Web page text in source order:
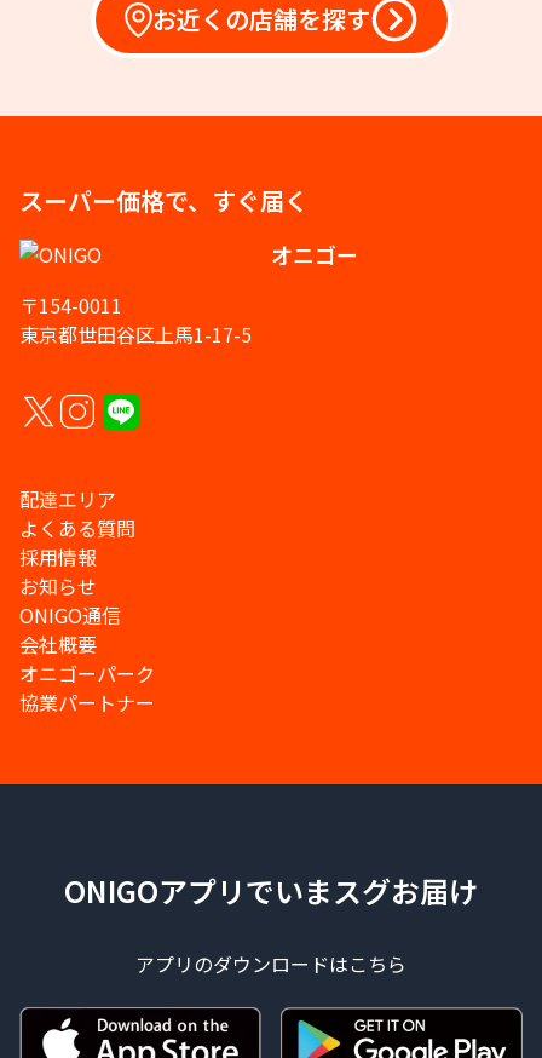
お近くの店舗を探す
スーパー価格で、すぐ届く
オニゴー
〒154-0011
東京都世田谷区上馬1-17-5
配達エリア
よくある質問
採用情報
お知らせ
ONIGO通信
会社概要
オニゴーパーク
協業パートナー
ONIGOアプリでいまスグお届け
アプリのダウンロードはこちら